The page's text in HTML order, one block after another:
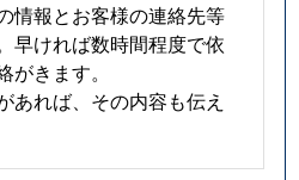
情報とお客様の連絡先等
早ければ数時間程度で依
きます。
あれば、その内容も伝え